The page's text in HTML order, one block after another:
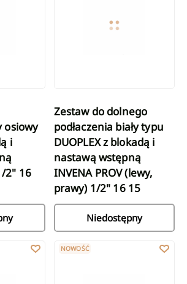
osiowy
i
2" 16
Zestaw do dolnego
podłaczenia biały typu
DUOPLEX z blokadą i
nastawą wstępną
INVENA PROV (lewy,
prawy) 1/2" 16 15
Niedostępny
osiowy czarny z podejściem pod
Komplet termostatyczny osiowy
NOWOŚĆ